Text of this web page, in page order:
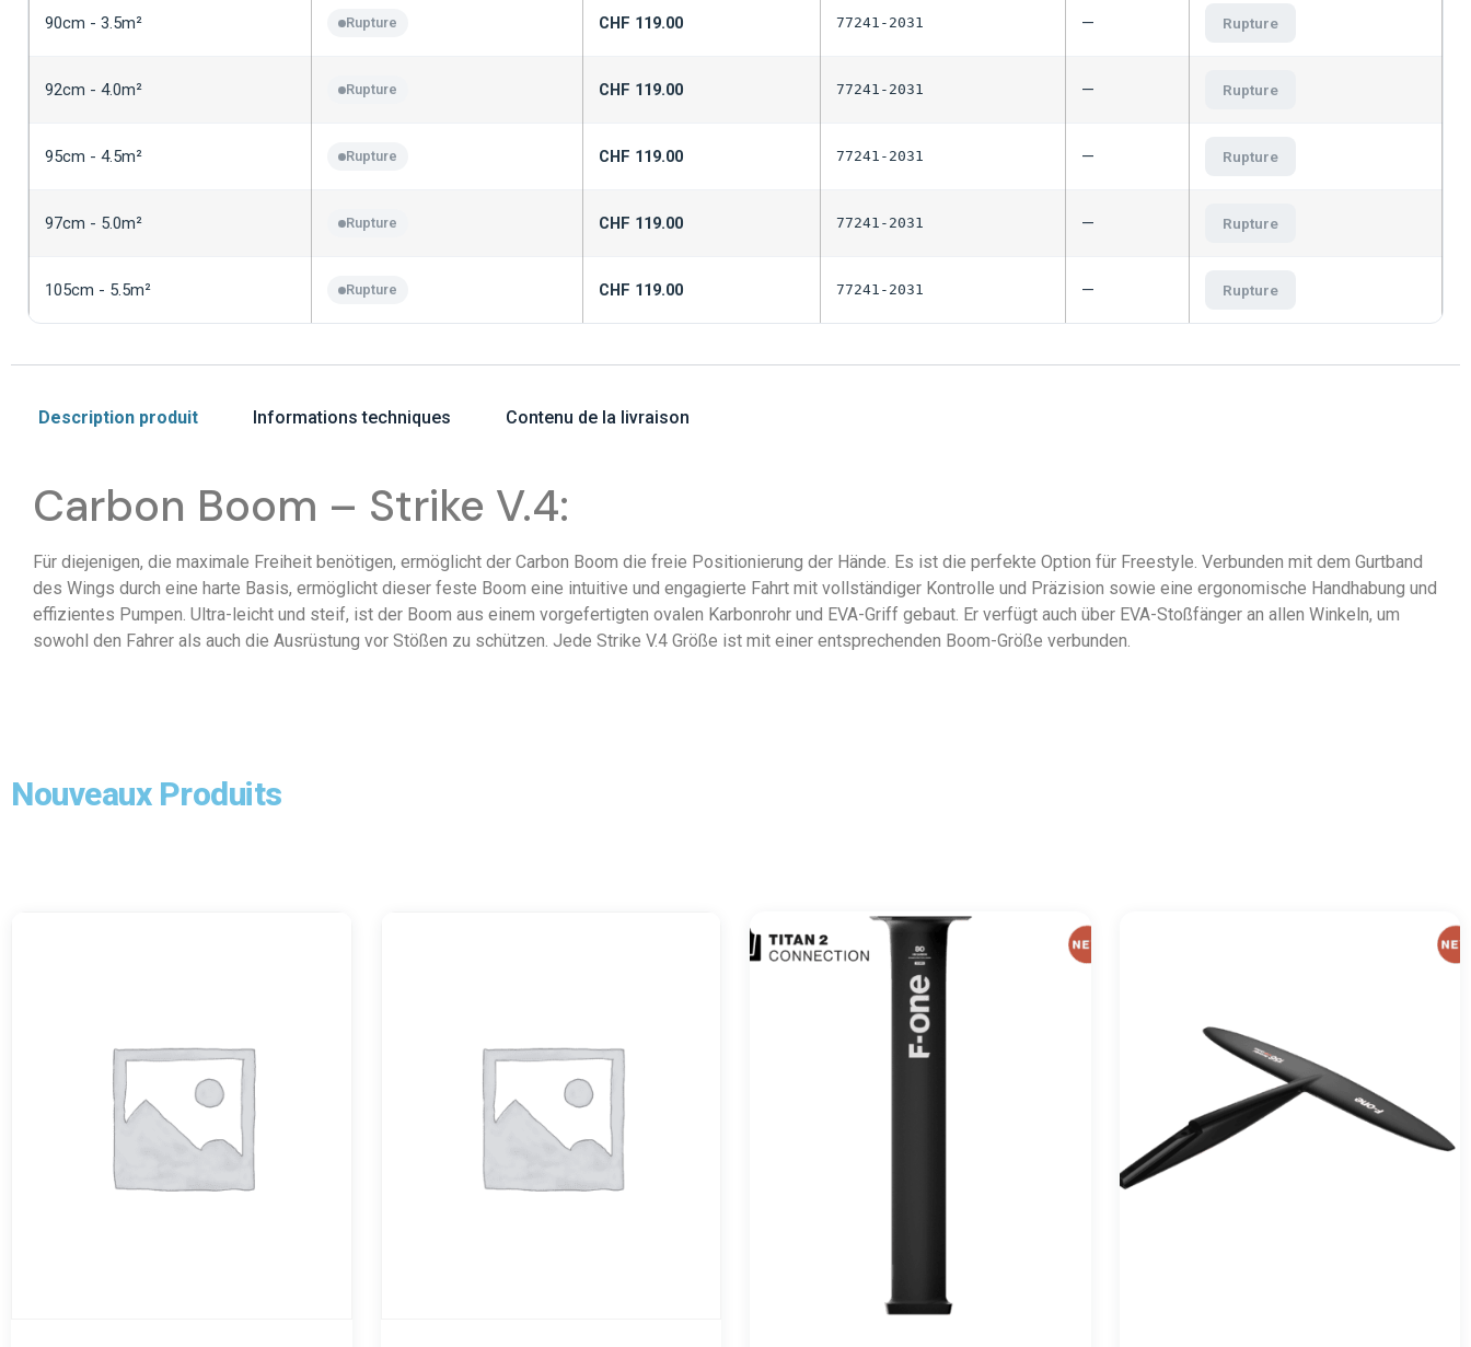
90cm - 3.5m² Rupture CHF 119.00 77241-2031 — Rupture
92cm - 4.0m² Rupture CHF 119.00 77241-2031 — Rupture
95cm - 4.5m² Rupture CHF 119.00 77241-2031 — Rupture
97cm - 5.0m² Rupture CHF 119.00 77241-2031 — Rupture
105cm - 5.5m² Rupture CHF 119.00 77241-2031 — Rupture
Description produit Informations techniques Contenu de la livraison
Carbon Boom – Strike V.4:
Für diejenigen, die maximale Freiheit benötigen, ermöglicht der Carbon Boom die freie Positionierung der Hände. Es ist die perfekte Option für Freestyle. Verbunden mit dem Gurtband
des Wings durch eine harte Basis, ermöglicht dieser feste Boom eine intuitive und engagierte Fahrt mit vollständiger Kontrolle und Präzision sowie eine ergonomische Handhabung und
effizientes Pumpen. Ultra-leicht und steif, ist der Boom aus einem vorgefertigten ovalen Karbonrohr und EVA-Griff gebaut. Er verfügt auch über EVA-Stoßfänger an allen Winkeln, um
sowohl den Fahrer als auch die Ausrüstung vor Stößen zu schützen. Jede Strike V.4 Größe ist mit einer entsprechenden Boom-Größe verbunden.
Nouveaux Produits